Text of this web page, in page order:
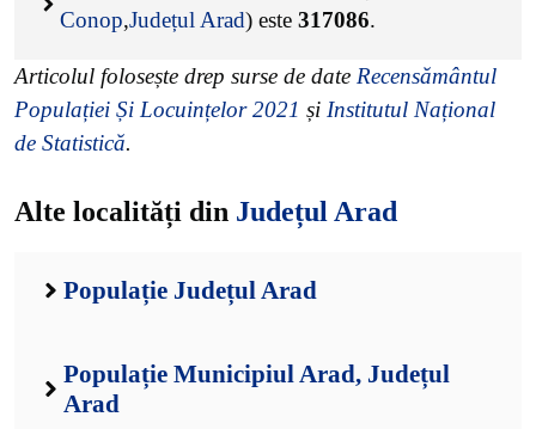
Conop,Județul Arad) este 317086.
Articolul folosește drep surse de date Recensământul
Populației Și Locuințelor 2021 și Institutul Național
de Statistică.
Alte localități din Județul Arad
Populație Județul Arad
Populație Municipiul Arad, Județul
Arad